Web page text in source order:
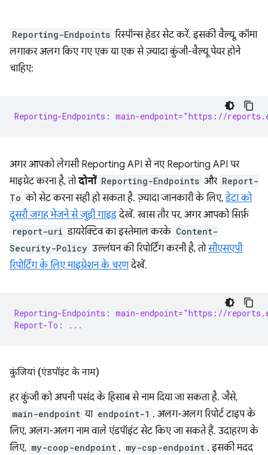
Reporting-Endpoints रिस्पॉन्स हेडर सेट करें. इसकी वैल्यू, कॉमा
लगाकर अलग किए गए एक या एक से ज़्यादा कुंजी-वैल्यू पेयर होने
चाहिए:
Reporting-Endpoints: main-endpoint="https://
अगर आपको लेगसी Reporting API से नए Reporting API पर
माइग्रेट करना है, तोदोनों Reporting-Endpoints और Report-
To को सेट करना सही हो सकता है. ज़्यादा जानकारी के लिए,डेटा को
दूसरी जगह भेजने से जुड़ी गाइडदेखें. खास तौर पर, अगर आपको सिर्फ़
report-uri डायरेक्टिव का इस्तेमाल करके Content-
Security-Policy उल्लंघन की रिपोर्टिंग करनी है, तोसीएसएपी
रिपोर्टिंग के लिए माइग्रेशन के चरणदेखें.
Reporting-Endpoints: main-endpoint="https://
Report-To: ...
कुंजियां (एंडपॉइंट के नाम)
हर कुंजी को अपनी पसंद के हिसाब से नाम दिया जा सकता है. जैसे,
main-endpoint या endpoint-1 . अलग-अलग रिपोर्ट टाइप के
लिए, अलग-अलग नाम वाले एंडपॉइंट सेट किए जा सकते हैं. उदाहरण के
लिए, my-coop-endpoint , my-csp-endpoint . इसकी मदद